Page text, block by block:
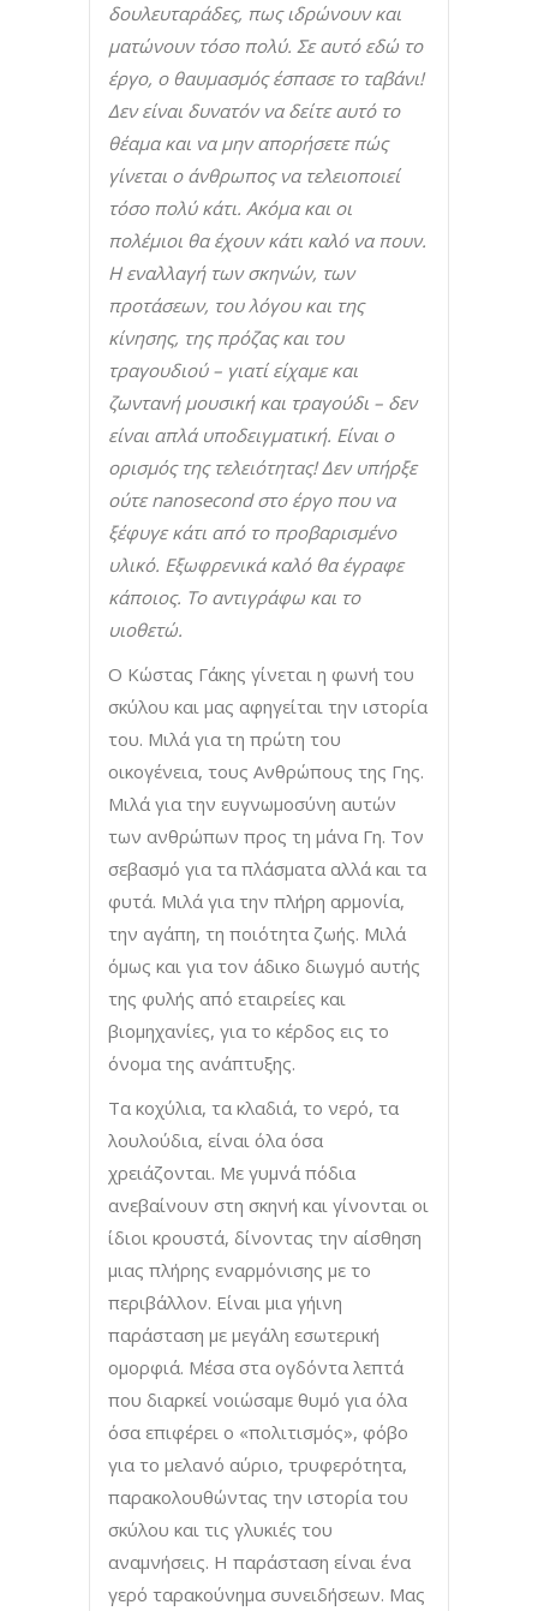
δουλευταράδες, πως ιδρώνουν και
ματώνουν τόσο πολύ. Σε αυτό εδώ το
έργο, ο θαυμασμός έσπασε το ταβάνι!
Δεν είναι δυνατόν να δείτε αυτό το
θέαμα και να μην απορήσετε πώς
γίνεται ο άνθρωπος να τελειοποιεί
τόσο πολύ κάτι. Ακόμα και οι
πολέμιοι θα έχουν κάτι καλό να πουν.
Η εναλλαγή των σκηνών, των
προτάσεων, του λόγου και της
κίνησης, της πρόζας και του
τραγουδιού – γιατί είχαμε και
ζωντανή μουσική και τραγούδι – δεν
είναι απλά υποδειγματική. Είναι ο
ορισμός της τελειότητας! Δεν υπήρξε
ούτεnanosecondστο έργο που να
ξέφυγε κάτι από το προβαρισμένο
υλικό. Εξωφρενικά καλό θα έγραφε
κάποιος. Το αντιγράφω και το
υιοθετώ.
Ο Κώστας Γάκης γίνεται η φωνή του
σκύλου και μας αφηγείται την ιστορία
του. Μιλά για τη πρώτη του
οικογένεια, τους Ανθρώπους της Γης.
Μιλά για την ευγνωμοσύνη αυτών
των ανθρώπων προς τη μάνα Γη. Τον
σεβασμό για τα πλάσματα αλλά και τα
φυτά. Μιλά για την πλήρη αρμονία,
την αγάπη, τη ποιότητα ζωής. Μιλά
όμως και για τον άδικο διωγμό αυτής
της φυλής από εταιρείες και
βιομηχανίες, για το κέρδος εις το
όνομα της ανάπτυξης.
Τα κοχύλια, τα κλαδιά, το νερό, τα
λουλούδια, είναι όλα όσα
χρειάζονται. Με γυμνά πόδια
ανεβαίνουν στη σκηνή και γίνονται οι
ίδιοι κρουστά, δίνοντας την αίσθηση
μιας πλήρης εναρμόνισης με το
περιβάλλον. Είναι μια γήινη
παράσταση με μεγάλη εσωτερική
ομορφιά. Μέσα στα ογδόντα λεπτά
που διαρκεί νοιώσαμε θυμό για όλα
όσα επιφέρει ο «πολιτισμός», φόβο
για το μελανό αύριο, τρυφερότητα,
παρακολουθώντας την ιστορία του
σκύλου και τις γλυκιές του
αναμνήσεις. Η παράσταση είναι ένα
γερό ταρακούνημα συνειδήσεων. Μας